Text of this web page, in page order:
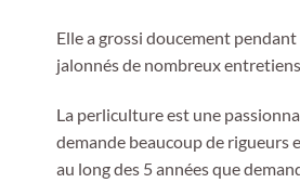
Elle a grossi doucement
jalonnés de nombreux
La perliculture est une
demande beaucoup de rigueurs
au long des 5 années que